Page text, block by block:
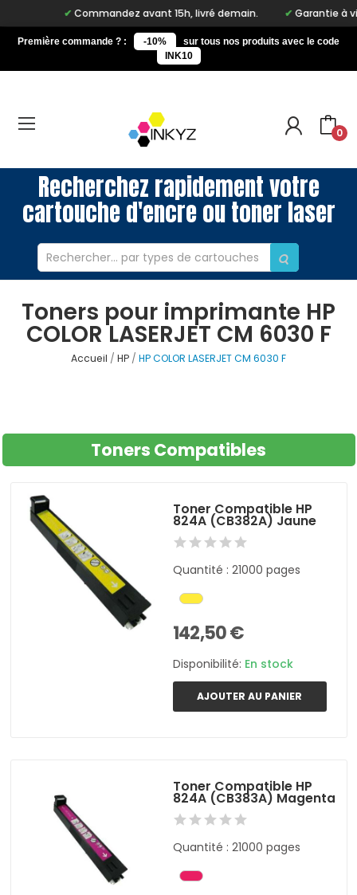
Commandez avant 15h, livré demain. Garantie à vie
Première commande ? : -10%
sur tous nos produits avec le code
INK10
0
Recherchez rapidement votre
cartouche d'encre ou toner laser
Toners pour imprimante HP
COLOR LASERJET CM 6030 F
Accueil HP HP COLOR LASERJET CM 6030 F
Toners Compatibles
Toner Compatible HP
824A (CB382A) Jaune
Quantité : 21000 pages
142,50 €
Disponibilité: En stock
AJOUTER AU PANIER
Toner Compatible HP
824A (CB383A) Magenta
Quantité : 21000 pages